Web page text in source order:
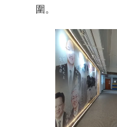
圍。